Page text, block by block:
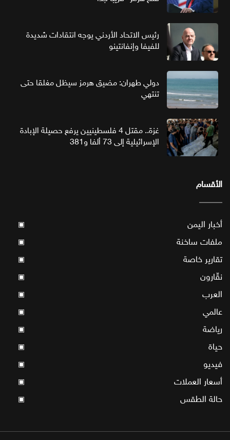
رئيس الاتحاد الأردني يوجه انتقادات شديدة
للفيفا وإنفانتينو
دولي طهران: مضيق هرمز سيظل مغلقا حتى
تنتهي
غزة.. مقتل 4 فلسطينيين يرفع حصيلة الإبادة
الإسرائيلية إلى 73 ألفا و381
الأقسام
أخبار اليمن ▣
ملفات ساخنة ▣
تقارير خاصة ▣
نقّارون ▣
العرب ▣
عالمي ▣
رياضة ▣
حياة ▣
فيديو ▣
أسعار العملات ▣
حالة الطقس ▣